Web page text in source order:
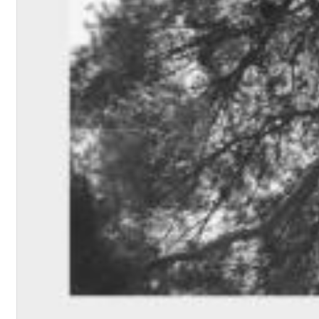
Haydn: String Quartets, Vol. 22
Leipziger Streichquartett
Classical